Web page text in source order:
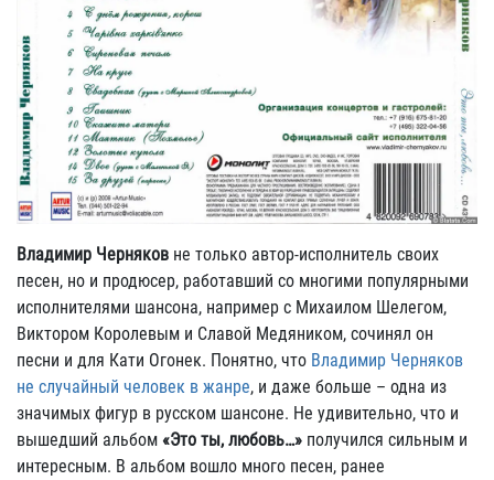
Владимир Черняков не только автор-исполнитель своих
песен, но и продюсер, работавший со многими популярными
исполнителями шансона, например с Михаилом Шелегом,
Виктором Королевым и Славой Медяником, сочинял он
песни и для Кати Огонек. Понятно, что Владимир Черняков
не случайный человек в жанре, и даже больше – одна из
значимых фигур в русском шансоне. Не удивительно, что и
вышедший альбом «Это ты, любовь…» получился сильным и
интересным. В альбом вошло много песен, ранее